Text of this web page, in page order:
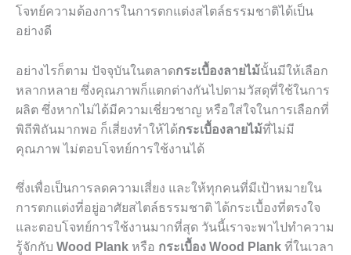
โจทย์ความต้องการในการตกแต่งสไตล์ธรรมชาติได้เป็น
อย่างดี
อย่างไรก็ตาม ปัจจุบันในตลาดกระเบื้องลายไม้นั้นมีให้เลือก
หลากหลาย ซึ่งคุณภาพก็แตกต่างกันไปตามวัสดุที่ใช้ในการ
ผลิต ซึ่งหากไม่ได้มีความเชี่ยวชาญ หรือใส่ใจในการเลือกที่
พิถีพิถันมากพอ ก็เสี่ยงทำให้ได้กระเบื้องลายไม้ที่ไม่มี
คุณภาพ ไม่ตอบโจทย์การใช้งานได้
ซึ่งเพื่อเป็นการลดความเสี่ยง และให้ทุกคนที่มีเป้าหมายใน
การตกแต่งที่อยู่อาศัยสไตล์ธรรมชาติ ได้กระเบื้องที่ตรงใจ
และตอบโจทย์การใช้งานมากที่สุด วันนี้เราจะพาไปทำความ
รู้จักกับ Wood Plank หรือ กระเบื้อง Wood Plank ที่ในเวลา